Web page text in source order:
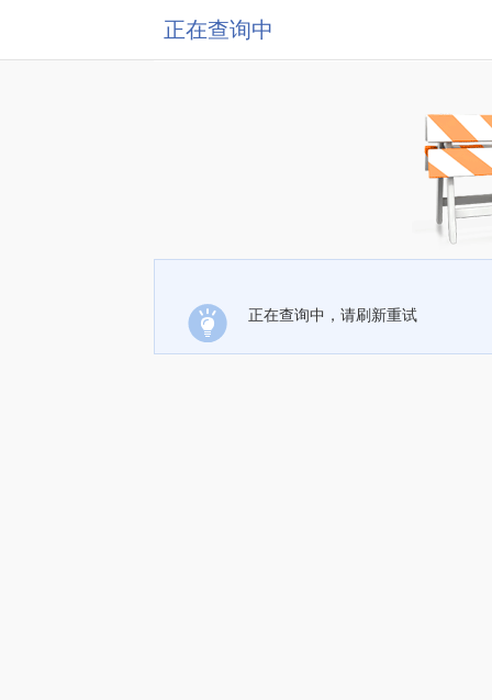
正在查询中
正在查询中，请刷新重试